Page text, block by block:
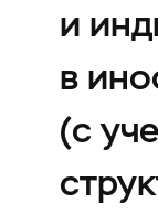
и
в
(с